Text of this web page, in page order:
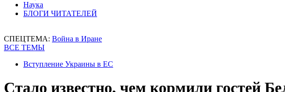
Наука
БЛОГИ ЧИТАТЕЛЕЙ
СПЕЦТЕМА: Война в Иране
ВСЕ ТЕМЫ
Вступление Украины в ЕС
Стало известно, чем кормили гостей